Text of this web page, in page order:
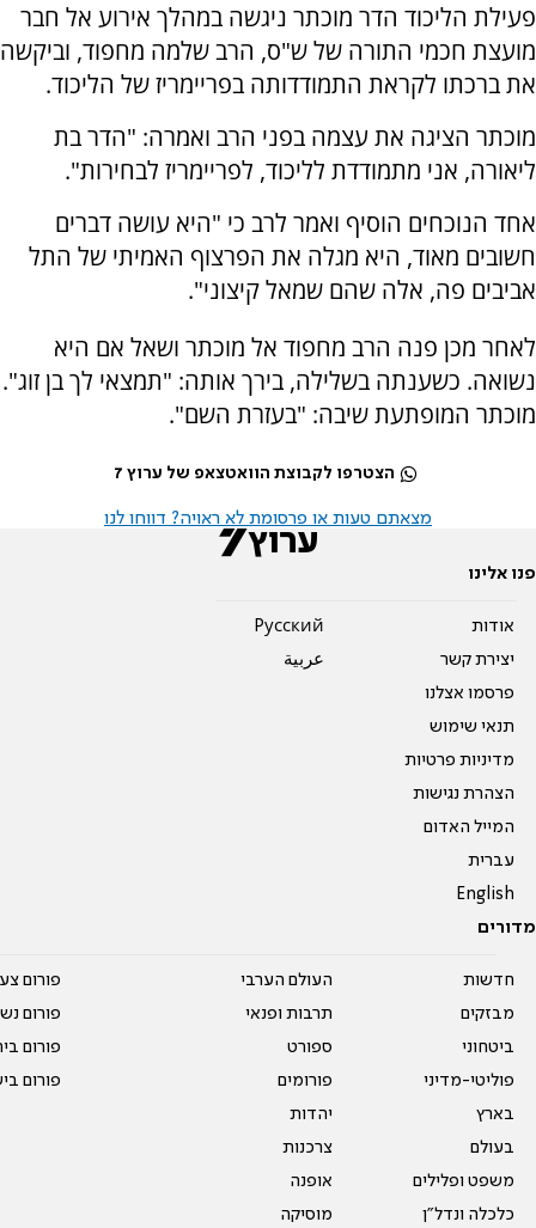
פעילת הליכוד הדר מוכתר ניגשה במהלך אירוע אל חבר
מועצת חכמי התורה של ש"ס, הרב שלמה מחפוד, וביקשה
את ברכתו לקראת התמודדותה בפריימריז של הליכוד.
מוכתר הציגה את עצמה בפני הרב ואמרה: "הדר בת
ליאורה, אני מתמודדת לליכוד, לפריימריז לבחירות".
אחד הנוכחים הוסיף ואמר לרב כי "היא עושה דברים
חשובים מאוד, היא מגלה את הפרצוף האמיתי של התל
אביבים פה, אלה שהם שמאל קיצוני".
לאחר מכן פנה הרב מחפוד אל מוכתר ושאל אם היא
נשואה. כשענתה בשלילה, בירך אותה: "תמצאי לך בן זוג".
מוכתר המופתעת שיבה: "בעזרת השם".
הצטרפו לקבוצת הוואטצאפ של ערוץ 7
מצאתם טעות או פרסומת לא ראויה? דווחו לנו
פנו אלינו
אודות
יצירת קשר
פרסמו אצלנו
תנאי שימוש
מדיניות פרטיות
הצהרת נגישות
המייל האדום
עברית
English
Pусский
عربية
מדורים
חדשות
מבזקים
ביטחוני
פוליטי-מדיני
בארץ
בעולם
משפט ופלילים
כלכלה ונדל"ן
העולם הערבי
תרבות ופנאי
ספורט
פורומים
יהדות
צרכנות
אופנה
מוסיקה
פורום
פורום
פורום
פורום